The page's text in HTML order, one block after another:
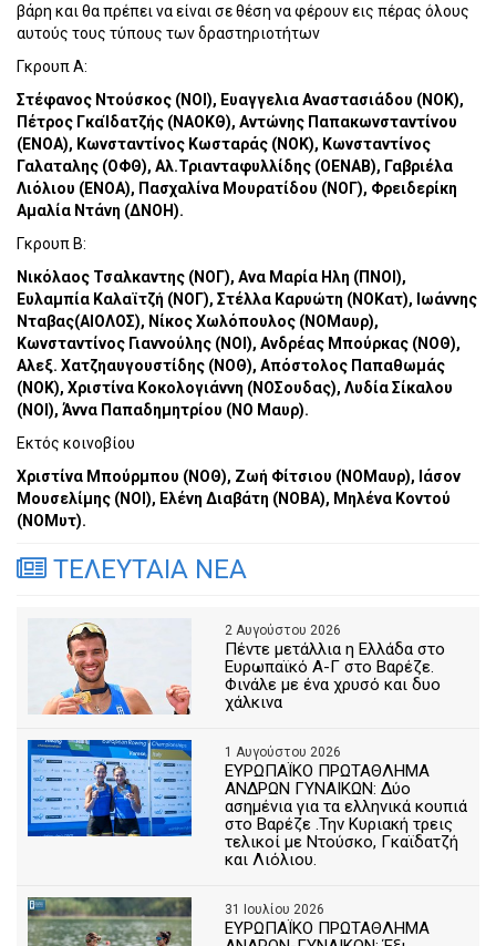
βάρη και θα πρέπει να είναι σε θέση να φέρουν εις πέρας όλους
αυτούς τους τύπους των δραστηριοτήτων
Γκρουπ Α:
Στέφανος Ντούσκος (ΝΟΙ), Ευαγγελια Αναστασιάδου (ΝΟΚ),
Πέτρος ΓκαΊδατζής (ΝΑΟΚΘ), Αντώνης Παπακωνσταντίνου
(ΕΝΟΑ), Κωνσταντίνος Κωσταράς (ΝΟΚ), Κωνσταντίνος
Γαλαταλης (ΟΦΘ), Αλ.Τριανταφυλλίδης (ΟΕΝΑΒ), Γαβριέλα
Λιόλιου (ΕΝΟΑ), Πασχαλίνα Μουρατίδου (ΝΟΓ), Φρειδερίκη
Αμαλία Ντάνη (ΔΝΟΗ).
Γκρουπ Β:
Νικόλαος Τσαλκαντης (ΝΟΓ), Ανα Μαρία Ηλη (ΠΝΟΙ),
Ευλαμπία Καλαϊτζή (ΝΟΓ), Στέλλα Καρυώτη (ΝΟΚατ), Ιωάννης
Νταβας(ΑΙΟΛΟΣ), Νίκος Χωλόπουλος (ΝΟΜαυρ),
Κωνσταντίνος Γιαννούλης (ΝΟΙ), Ανδρέας Μπούρκας (ΝΟΘ),
Αλεξ. Χατζηαυγουστίδης (ΝΟΘ), Απόστολος Παπαθωμάς
(ΝΟΚ), Χριστίνα Κοκολογιάννη (ΝΟΣουδας), Λυδία Σίκαλου
(ΝΟΙ), Άννα Παπαδημητρίου (ΝΟ Μαυρ).
Εκτός κοινοβίου
Χριστίνα Μπούρμπου (ΝΟΘ), Ζωή Φίτσιου (ΝΟΜαυρ), Ιάσον
Μουσελίμης (ΝΟΙ), Ελένη Διαβάτη (ΝΟΒΑ), Μηλένα Κοντού
(ΝΟΜυτ).
ΤΕΛΕΥΤΑΙΑ ΝΕΑ
2 Αυγούστου 2026
Πέντε μετάλλια η Ελλάδα στο
Ευρωπαϊκό Α-Γ στο Βαρέζε.
Φινάλε με ένα χρυσό και δυο
χάλκινα
1 Αυγούστου 2026
ΕΥΡΩΠΑΪΚΟ ΠΡΩΤΑΘΛΗΜΑ
ΑΝΔΡΩΝ ΓΥΝΑΙΚΩΝ: Δύο
ασημένια για τα ελληνικά κουπιά
στο Βαρέζε .Την Κυριακή τρεις
τελικοί με Ντούσκο, Γκαϊδατζή
και Λιόλιου.
31 Ιουλίου 2026
ΕΥΡΩΠΑΪΚΟ ΠΡΩΤΑΘΛΗΜΑ